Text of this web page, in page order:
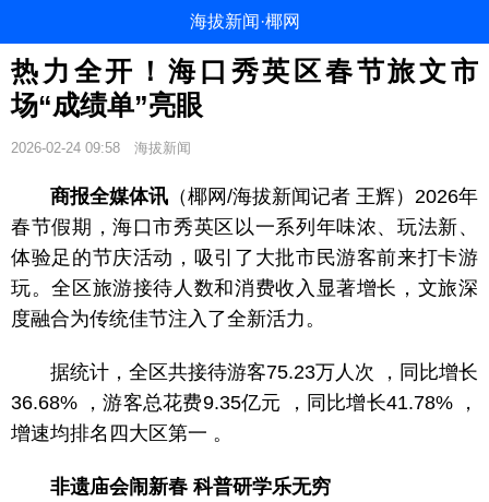
海拔新闻·椰网
热力全开！海口秀英区春节旅文市
场“成绩单”亮眼
2026-02-24 09:58 海拔新闻
商报全媒体讯 （椰网/海拔新闻记者 王辉）2026年
春节假期，海口市秀英区以一系列年味浓、玩法新、
体验足的节庆活动，吸引了大批市民游客前来打卡游
玩。全区旅游接待人数和消费收入显著增长，文旅深
度融合为传统佳节注入了全新活力。
据统计，全区共接待游客75.23万人次 ，同比增长
36.68% ，游客总花费9.35亿元 ，同比增长41.78% ，
增速均排名四大区第一 。
非遗庙会闹新春 科普研学乐无穷